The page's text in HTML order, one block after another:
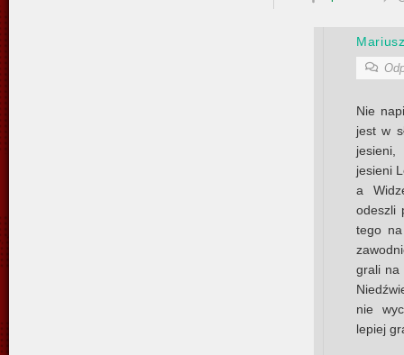
Nie
jest w
jesieni
a
odeszli
tego
grali na
nie
lepiej